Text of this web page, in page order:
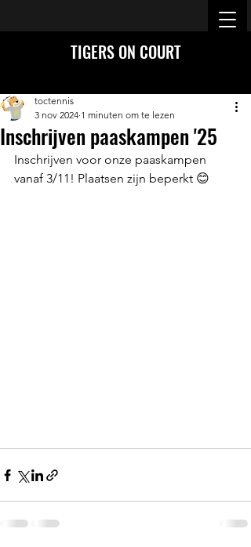
TIGERS ON COURT
Inschrijven paaskampen '25
toctennis
3 nov 2024 1 minuten om te lezen
Inschrijven voor onze paaskampen
vanaf 3/11! Plaatsen zijn beperkt 😊